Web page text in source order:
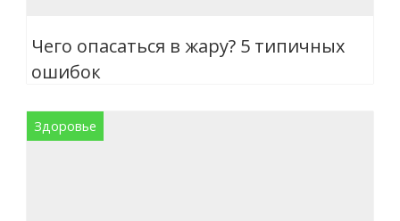
Чего опасаться в жару? 5 типичных
ошибок
Здоровье